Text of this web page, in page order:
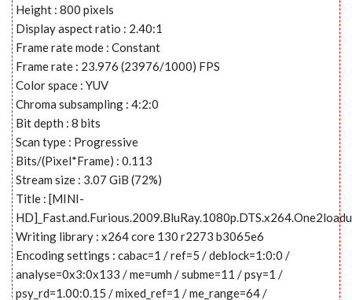
Height : 800 pixels
Display aspect ratio : 2.40:1
Frame rate mode : Constant
Frame rate : 23.976 (23976/1000) FPS
Color space : YUV
Chroma subsampling : 4:2:0
Bit depth : 8 bits
Scan type : Progressive
Bits/(Pixel*Frame) : 0.113
Stream size : 3.07 GiB (72%)
Title : [MINI-
Writing library : x264 core 130 r2273 b3065e6
Encoding settings : cabac=1 / ref=5 / deblock=1:0:0 /
analyse=0x3:0x133 / me=umh / subme=11 / psy=1 /
psy_rd=1.00:0.15 / mixed_ref=1 / me_range=64 /